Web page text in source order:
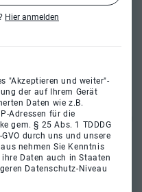
Hier anmelden
"Akzeptieren und weiter"-
der auf Ihrem Gerät
Daten wie z.B.
Adressen für die
gem. § 25 Abs. 1 TDDDG
durch uns und unsere
nehmen Sie Kenntnis
Daten auch in Staaten
Datenschutz-Niveau